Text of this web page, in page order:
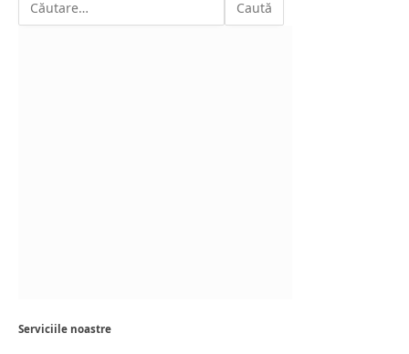
Serviciile noastre